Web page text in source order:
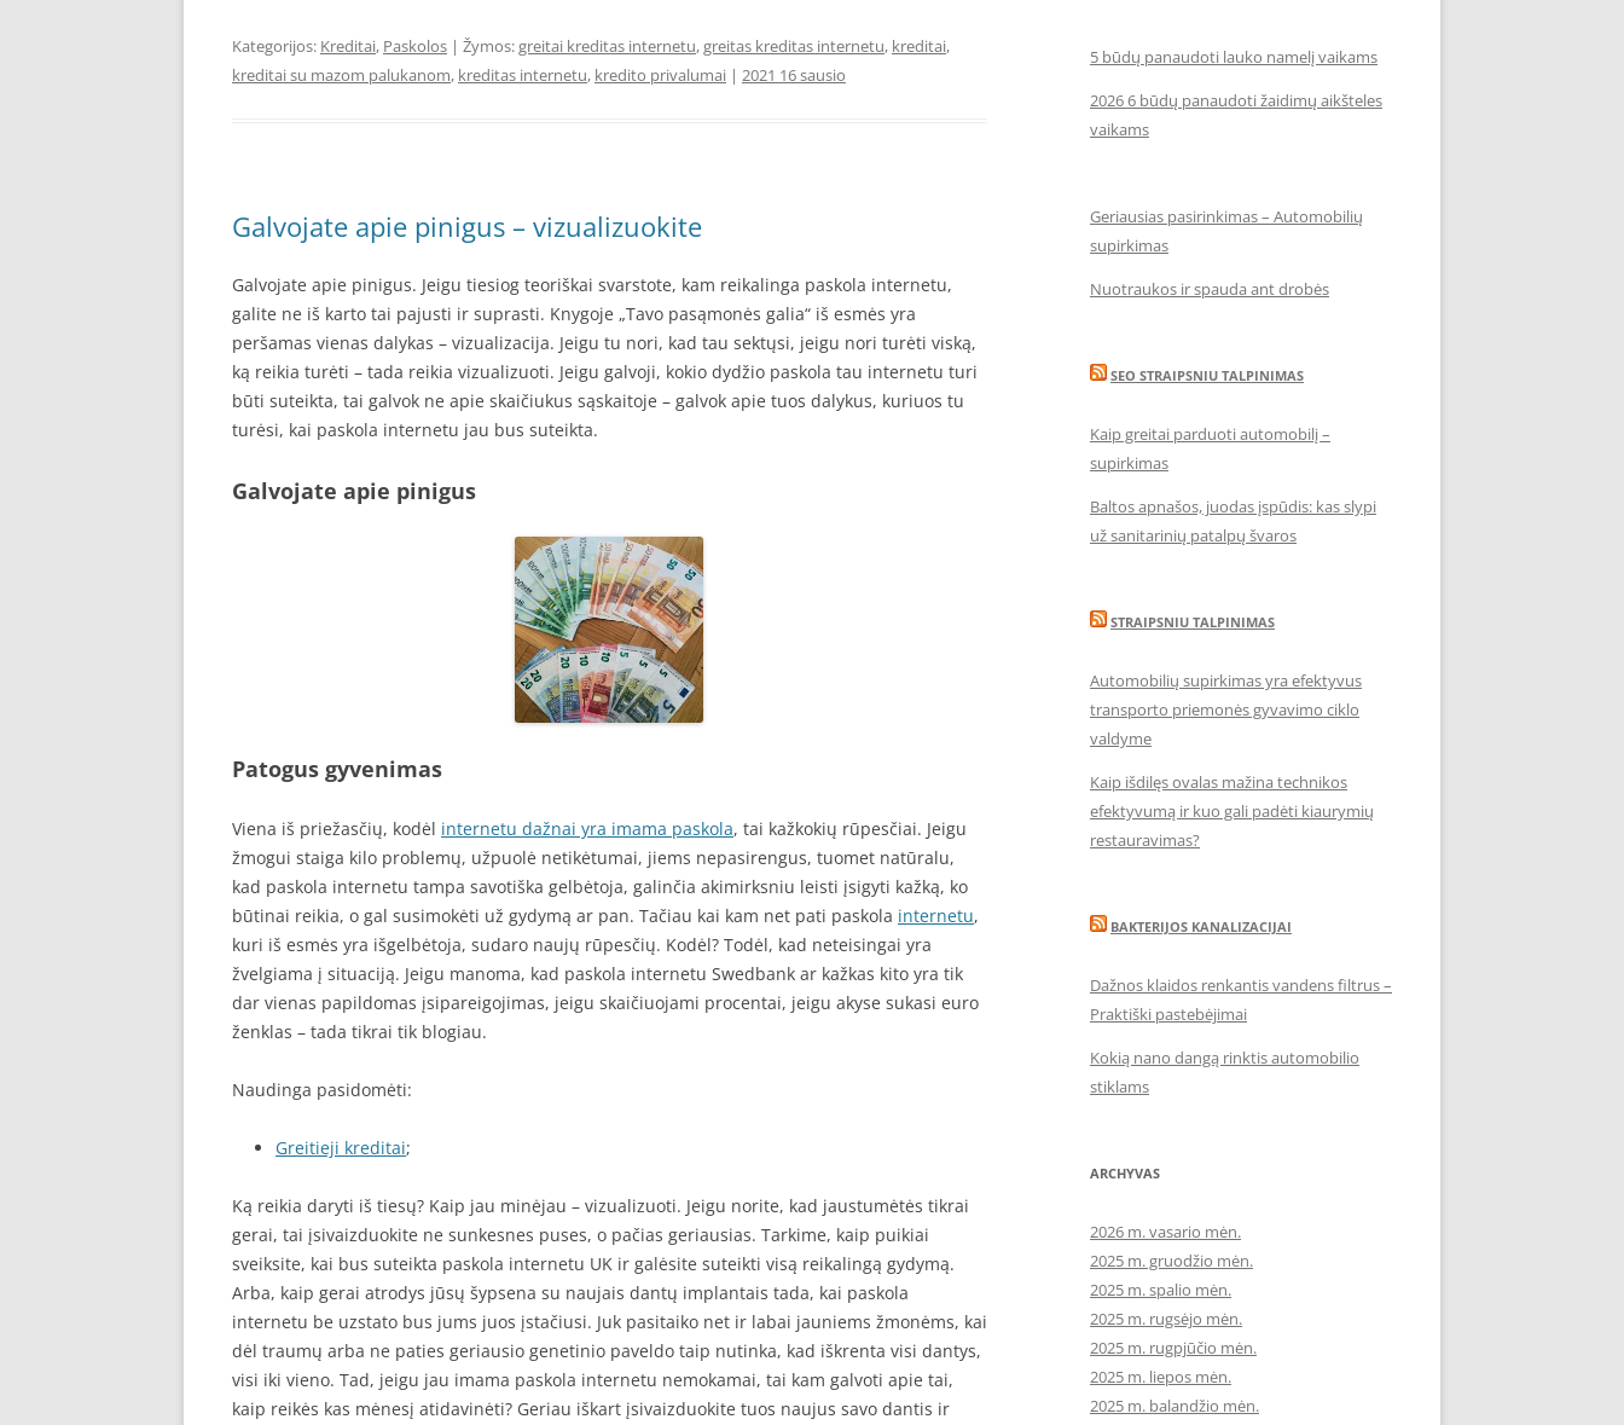
Kategorijos: Kreditai, Paskolos | Žymos:greitai kreditas internetu,greitas kreditas internetu, kreditai,
kreditai su mazom palukanom, kreditas internetu, kredito privalumai | 2021 16 sausio
Galvojate apie pinigus – vizualizuokite
Galvojate apie pinigus. Jeigu tiesiog teoriškai svarstote, kam reikalinga paskola internetu,
galite ne iš karto tai pajusti ir suprasti. Knygoje „Tavo pasąmonės galia“ iš esmės yra
peršamas vienas dalykas – vizualizacija. Jeigu tu nori, kad tau sektųsi, jeigu nori turėti viską,
ką reikia turėti – tada reikia vizualizuoti. Jeigu galvoji, kokio dydžio paskola tau internetu turi
būti suteikta, tai galvok ne apie skaičiukus sąskaitoje – galvok apie tuos dalykus, kuriuos tu
turėsi, kai paskola internetu jau bus suteikta.
Galvojate apie pinigus
Patogus gyvenimas
Viena iš priežasčių, kodėl internetu dažnai yra imama paskola, tai kažkokių rūpesčiai. Jeigu
žmogui staiga kilo problemų, užpuolė netikėtumai, jiems nepasirengus, tuomet natūralu,
kad paskola internetu tampa savotiška gelbėtoja, galinčia akimirksniu leisti įsigyti kažką, ko
būtinai reikia, o gal susimokėti už gydymą ar pan. Tačiau kai kam net pati paskola internetu,
kuri iš esmės yra išgelbėtoja, sudaro naujų rūpesčių. Kodėl? Todėl, kad neteisingai yra
žvelgiama į situaciją. Jeigu manoma, kad paskola internetu Swedbank ar kažkas kito yra tik
dar vienas papildomas įsipareigojimas, jeigu skaičiuojami procentai, jeigu akyse sukasi euro
ženklas – tada tikrai tik blogiau.
Naudinga pasidomėti:
Greitieji kreditai;
Ką reikia daryti iš tiesų? Kaip jau minėjau – vizualizuoti. Jeigu norite, kad jaustumėtės tikrai
gerai, tai įsivaizduokite ne sunkesnes puses, o pačias geriausias. Tarkime, kaip puikiai
sveiksite, kai bus suteikta paskola internetu UK ir galėsite suteikti visą reikalingą gydymą.
Arba, kaip gerai atrodys jūsų šypsena su naujais dantų implantais tada, kai paskola
internetu be uzstato bus jums juos įstačiusi. Juk pasitaiko net ir labai jauniems žmonėms, kai
dėl traumų arba ne paties geriausio genetinio paveldo taip nutinka, kad iškrenta visi dantys,
visi iki vieno. Tad, jeigu jau imama paskola internetu nemokamai, tai kam galvoti apie tai,
kaip reikės kas mėnesį atidavinėti? Geriau iškart įsivaizduokite tuos naujus savo dantis ir
5 būdų panaudoti lauko namelį vaikams
2026 6 būdų panaudoti žaidimų aikšteles
vaikams
Geriausias pasirinkimas – Automobilių
supirkimas
Nuotraukos ir spauda ant drobės
SEO STRAIPSNIU TALPINIMAS
Kaip greitai parduoti automobilį –
supirkimas
Baltos apnašos, juodas įspūdis: kas slypi
už sanitarinių patalpų švaros
STRAIPSNIU TALPINIMAS
Automobilių supirkimas yra efektyvus
transporto priemonės gyvavimo ciklo
valdyme
Kaip išdilęs ovalas mažina technikos
efektyvumą ir kuo gali padėti kiaurymių
restauravimas?
BAKTERIJOS KANALIZACIJAI
Dažnos klaidos renkantis vandens filtrus –
Praktiški pastebėjimai
Kokią nano dangą rinktis automobilio
stiklams
ARCHYVAS
2026 m. vasario mėn.
2025 m. gruodžio mėn.
2025 m. spalio mėn.
2025 m. rugsėjo mėn.
2025 m. rugpjūčio mėn.
2025 m. liepos mėn.
2025 m. balandžio mėn.